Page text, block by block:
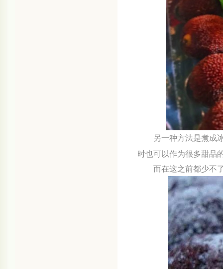
另一种方法是煮成
时也可以作为很多甜品
而在这之前都少不